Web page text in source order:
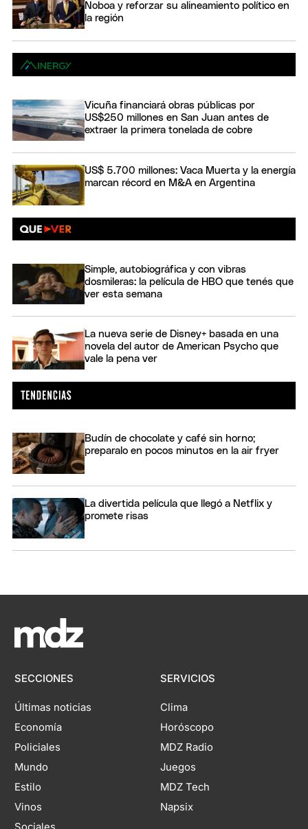
Noboa y reforzar su alineamiento político en
la región
Vicuña financiará obras públicas por
US$250 millones en San Juan antes de
extraer la primera tonelada de cobre
US$ 5.700 millones: Vaca Muerta y la energía
marcan récord en M&A en Argentina
Simple, autobiográfica y con vibras
dosmileras: la película de HBO que tenés que
ver esta semana
La nueva serie de Disney+ basada en una
novela del autor de American Psycho que
vale la pena ver
Budín de chocolate y café sin horno;
preparalo en pocos minutos en la air fryer
La divertida película que llegó a Netflix y
promete risas
SECCIONES
Últimas noticias
Economía
Policiales
Mundo
Estilo
Vinos
SERVICIOS
Clima
Horóscopo
MDZ Radio
Juegos
MDZ Tech
Napsix